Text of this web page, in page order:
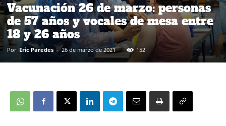
Vacunación 26 de marzo: personas
de 57 años y vocales de mesa entre
18 y 26 años
Por Eric Paredes - 26 de marzo de 2021 152